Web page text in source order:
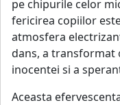
pe chipurile celor
fericirea copiilor
atmosfera
dans, a transformat
inocentei si a
Aceasta